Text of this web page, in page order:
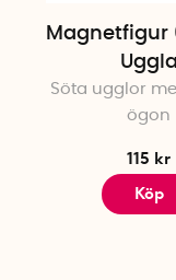
Magnetfigur
Uggla
Söta ugglor
ögon
115 kr
Köp